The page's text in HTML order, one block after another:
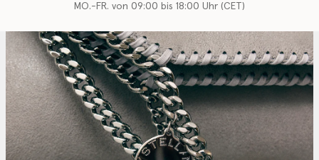
MO.-FR. von 09:00 bis 18:00 Uhr (CET)